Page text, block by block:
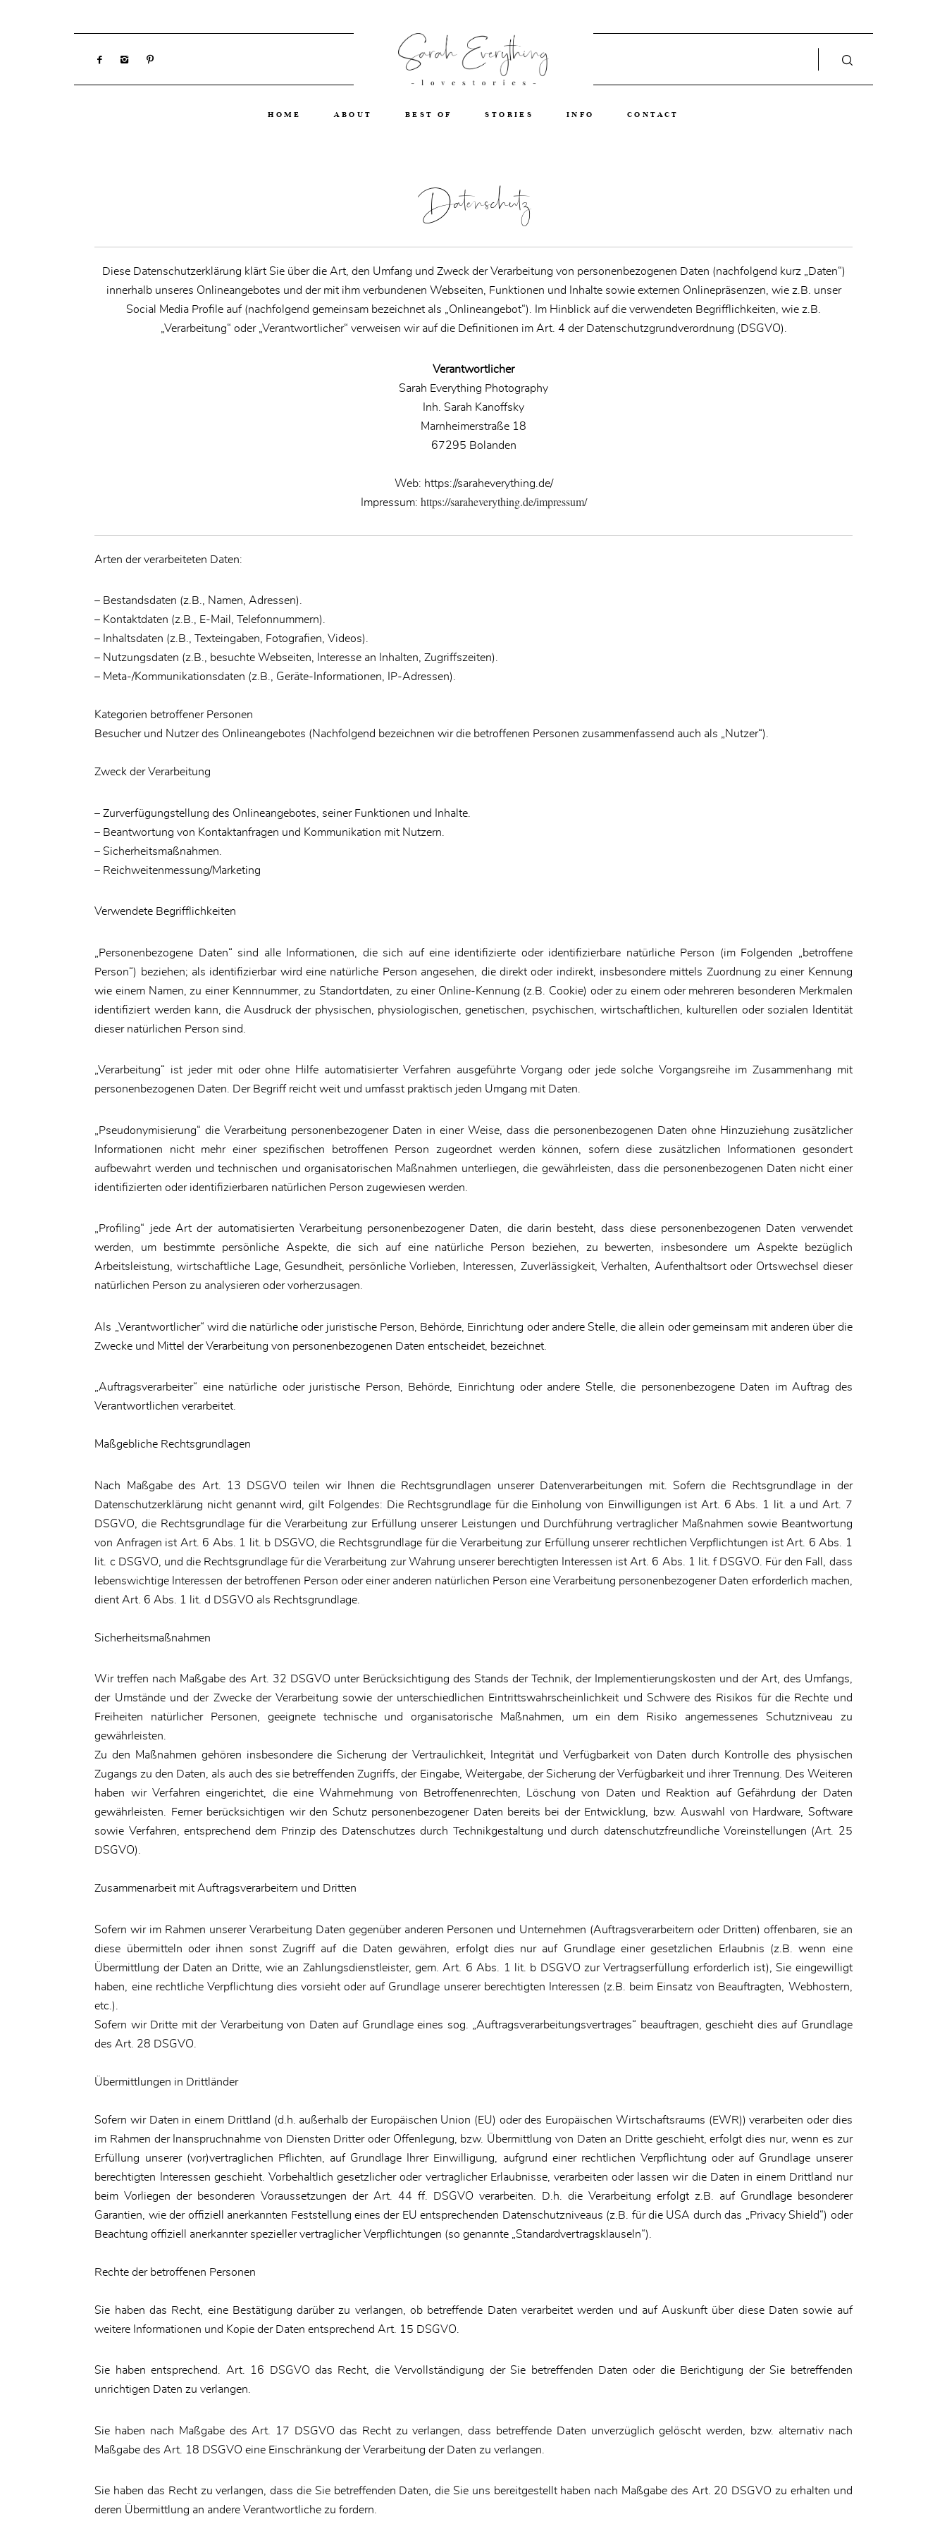
HOME ABOUT BEST OF STORIES INFO CONTACT
Datenschutz
Diese Datenschutzerklärung klärt Sie über die Art, den Umfang und Zweck der Verarbeitung von personenbezogenen Daten (nachfolgend kurz „Daten“)
innerhalb unseres Onlineangebotes und der mit ihm verbundenen Webseiten, Funktionen und Inhalte sowie externen Onlinepräsenzen, wie z.B. unser
Social Media Profile auf (nachfolgend gemeinsam bezeichnet als „Onlineangebot“). Im Hinblick auf die verwendeten Begrifflichkeiten, wie z.B.
„Verarbeitung“ oder „Verantwortlicher“ verweisen wir auf die Definitionen im Art. 4 der Datenschutzgrundverordnung (DSGVO).
Verantwortlicher
​Sarah Everything Photography
Inh. Sarah Kanoffsky
Marnheimerstraße 18
67295 Bolanden
​Web: https://saraheverything.de/
Impressum: https://saraheverything.de/impressum/
Arten der verarbeiteten Daten:
– Bestandsdaten (z.B., Namen, Adressen).
– Kontaktdaten (z.B., E-Mail, Telefonnummern).
– Inhaltsdaten (z.B., Texteingaben, Fotografien, Videos).
– Nutzungsdaten (z.B., besuchte Webseiten, Interesse an Inhalten, Zugriffszeiten).
– Meta-/Kommunikationsdaten (z.B., Geräte-Informationen, IP-Adressen).
Kategorien betroffener Personen
Besucher und Nutzer des Onlineangebotes (Nachfolgend bezeichnen wir die betroffenen Personen zusammenfassend auch als „Nutzer“).
Zweck der Verarbeitung
– Zurverfügungstellung des Onlineangebotes, seiner Funktionen und Inhalte.
– Beantwortung von Kontaktanfragen und Kommunikation mit Nutzern.
– Sicherheitsmaßnahmen.
– Reichweitenmessung/Marketing
Verwendete Begrifflichkeiten
„Personenbezogene Daten“ sind alle Informationen, die sich auf eine identifizierte oder identifizierbare natürliche Person (im Folgenden „betroffene
Person“) beziehen; als identifizierbar wird eine natürliche Person angesehen, die direkt oder indirekt, insbesondere mittels Zuordnung zu einer Kennung
wie einem Namen, zu einer Kennnummer, zu Standortdaten, zu einer Online-Kennung (z.B. Cookie) oder zu einem oder mehreren besonderen Merkmalen
identifiziert werden kann, die Ausdruck der physischen, physiologischen, genetischen, psychischen, wirtschaftlichen, kulturellen oder sozialen Identität
dieser natürlichen Person sind.
„Verarbeitung“ ist jeder mit oder ohne Hilfe automatisierter Verfahren ausgeführte Vorgang oder jede solche Vorgangsreihe im Zusammenhang mit
personenbezogenen Daten. Der Begriff reicht weit und umfasst praktisch jeden Umgang mit Daten.
„Pseudonymisierung“ die Verarbeitung personenbezogener Daten in einer Weise, dass die personenbezogenen Daten ohne Hinzuziehung zusätzlicher
Informationen nicht mehr einer spezifischen betroffenen Person zugeordnet werden können, sofern diese zusätzlichen Informationen gesondert
aufbewahrt werden und technischen und organisatorischen Maßnahmen unterliegen, die gewährleisten, dass die personenbezogenen Daten nicht einer
identifizierten oder identifizierbaren natürlichen Person zugewiesen werden.
„Profiling“ jede Art der automatisierten Verarbeitung personenbezogener Daten, die darin besteht, dass diese personenbezogenen Daten verwendet
werden, um bestimmte persönliche Aspekte, die sich auf eine natürliche Person beziehen, zu bewerten, insbesondere um Aspekte bezüglich
Arbeitsleistung, wirtschaftliche Lage, Gesundheit, persönliche Vorlieben, Interessen, Zuverlässigkeit, Verhalten, Aufenthaltsort oder Ortswechsel dieser
natürlichen Person zu analysieren oder vorherzusagen.
Als „Verantwortlicher“ wird die natürliche oder juristische Person, Behörde, Einrichtung oder andere Stelle, die allein oder gemeinsam mit anderen über die
Zwecke und Mittel der Verarbeitung von personenbezogenen Daten entscheidet, bezeichnet.
„Auftragsverarbeiter“ eine natürliche oder juristische Person, Behörde, Einrichtung oder andere Stelle, die personenbezogene Daten im Auftrag des
Verantwortlichen verarbeitet.
Maßgebliche Rechtsgrundlagen
Nach Maßgabe des Art. 13 DSGVO teilen wir Ihnen die Rechtsgrundlagen unserer Datenverarbeitungen mit. Sofern die Rechtsgrundlage in der
Datenschutzerklärung nicht genannt wird, gilt Folgendes: Die Rechtsgrundlage für die Einholung von Einwilligungen ist Art. 6 Abs. 1 lit. a und Art. 7
DSGVO, die Rechtsgrundlage für die Verarbeitung zur Erfüllung unserer Leistungen und Durchführung vertraglicher Maßnahmen sowie Beantwortung
von Anfragen ist Art. 6 Abs. 1 lit. b DSGVO, die Rechtsgrundlage für die Verarbeitung zur Erfüllung unserer rechtlichen Verpflichtungen ist Art. 6 Abs. 1
lit. c DSGVO, und die Rechtsgrundlage für die Verarbeitung zur Wahrung unserer berechtigten Interessen ist Art. 6 Abs. 1 lit. f DSGVO. Für den Fall, dass
lebenswichtige Interessen der betroffenen Person oder einer anderen natürlichen Person eine Verarbeitung personenbezogener Daten erforderlich machen,
dient Art. 6 Abs. 1 lit. d DSGVO als Rechtsgrundlage.
Sicherheitsmaßnahmen
Wir treffen nach Maßgabe des Art. 32 DSGVO unter Berücksichtigung des Stands der Technik, der Implementierungskosten und der Art, des Umfangs,
der Umstände und der Zwecke der Verarbeitung sowie der unterschiedlichen Eintrittswahrscheinlichkeit und Schwere des Risikos für die Rechte und
Freiheiten natürlicher Personen, geeignete technische und organisatorische Maßnahmen, um ein dem Risiko angemessenes Schutzniveau zu
gewährleisten.
Zu den Maßnahmen gehören insbesondere die Sicherung der Vertraulichkeit, Integrität und Verfügbarkeit von Daten durch Kontrolle des physischen
Zugangs zu den Daten, als auch des sie betreffenden Zugriffs, der Eingabe, Weitergabe, der Sicherung der Verfügbarkeit und ihrer Trennung. Des Weiteren
haben wir Verfahren eingerichtet, die eine Wahrnehmung von Betroffenenrechten, Löschung von Daten und Reaktion auf Gefährdung der Daten
gewährleisten. Ferner berücksichtigen wir den Schutz personenbezogener Daten bereits bei der Entwicklung, bzw. Auswahl von Hardware, Software
sowie Verfahren, entsprechend dem Prinzip des Datenschutzes durch Technikgestaltung und durch datenschutzfreundliche Voreinstellungen (Art. 25
DSGVO).
Zusammenarbeit mit Auftragsverarbeitern und Dritten
Sofern wir im Rahmen unserer Verarbeitung Daten gegenüber anderen Personen und Unternehmen (Auftragsverarbeitern oder Dritten) offenbaren, sie an
diese übermitteln oder ihnen sonst Zugriff auf die Daten gewähren, erfolgt dies nur auf Grundlage einer gesetzlichen Erlaubnis (z.B. wenn eine
Übermittlung der Daten an Dritte, wie an Zahlungsdienstleister, gem. Art. 6 Abs. 1 lit. b DSGVO zur Vertragserfüllung erforderlich ist), Sie eingewilligt
haben, eine rechtliche Verpflichtung dies vorsieht oder auf Grundlage unserer berechtigten Interessen (z.B. beim Einsatz von Beauftragten, Webhostern,
etc.).
Sofern wir Dritte mit der Verarbeitung von Daten auf Grundlage eines sog. „Auftragsverarbeitungsvertrages“ beauftragen, geschieht dies auf Grundlage
des Art. 28 DSGVO.
Übermittlungen in Drittländer
Sofern wir Daten in einem Drittland (d.h. außerhalb der Europäischen Union (EU) oder des Europäischen Wirtschaftsraums (EWR)) verarbeiten oder dies
im Rahmen der Inanspruchnahme von Diensten Dritter oder Offenlegung, bzw. Übermittlung von Daten an Dritte geschieht, erfolgt dies nur, wenn es zur
Erfüllung unserer (vor)vertraglichen Pflichten, auf Grundlage Ihrer Einwilligung, aufgrund einer rechtlichen Verpflichtung oder auf Grundlage unserer
berechtigten Interessen geschieht. Vorbehaltlich gesetzlicher oder vertraglicher Erlaubnisse, verarbeiten oder lassen wir die Daten in einem Drittland nur
beim Vorliegen der besonderen Voraussetzungen der Art. 44 ff. DSGVO verarbeiten. D.h. die Verarbeitung erfolgt z.B. auf Grundlage besonderer
Garantien, wie der offiziell anerkannten Feststellung eines der EU entsprechenden Datenschutzniveaus (z.B. für die USA durch das „Privacy Shield“) oder
Beachtung offiziell anerkannter spezieller vertraglicher Verpflichtungen (so genannte „Standardvertragsklauseln“).
Rechte der betroffenen Personen
Sie haben das Recht, eine Bestätigung darüber zu verlangen, ob betreffende Daten verarbeitet werden und auf Auskunft über diese Daten sowie auf
weitere Informationen und Kopie der Daten entsprechend Art. 15 DSGVO.
Sie haben entsprechend. Art. 16 DSGVO das Recht, die Vervollständigung der Sie betreffenden Daten oder die Berichtigung der Sie betreffenden
unrichtigen Daten zu verlangen.
Sie haben nach Maßgabe des Art. 17 DSGVO das Recht zu verlangen, dass betreffende Daten unverzüglich gelöscht werden, bzw. alternativ nach
Maßgabe des Art. 18 DSGVO eine Einschränkung der Verarbeitung der Daten zu verlangen.
Sie haben das Recht zu verlangen, dass die Sie betreffenden Daten, die Sie uns bereitgestellt haben nach Maßgabe des Art. 20 DSGVO zu erhalten und
deren Übermittlung an andere Verantwortliche zu fordern.